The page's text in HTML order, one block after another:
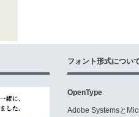
フォント形式につい
OpenType
Adobe Systemsと